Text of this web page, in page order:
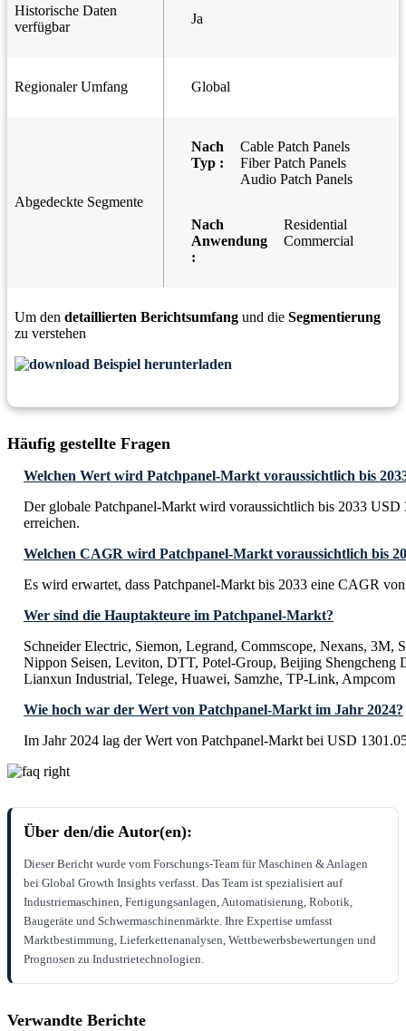
Historische Daten
verfügbar
Ja
Regionaler Umfang Global
Abgedeckte Segmente
Nach
Typ :
Cable Patch Panels
Fiber Patch Panels
Audio Patch Panels
Nach
Anwendung
:
Residential
Commercial
Um den detaillierten Berichtsumfang und die Segmentierung
zu verstehen
Beispiel herunterladen
Häufig gestellte Fragen
Welchen Wert wird Patchpanel-Markt voraussichtlich bis
Der globale Patchpanel-Markt wird voraussichtlich bis 2033
erreichen.
Welchen CAGR wird Patchpanel-Markt voraussichtlich bis
Es wird erwartet, dass Patchpanel-Markt bis 2033 eine CAGR
Wer sind die Hauptakteure im Patchpanel-Markt?
Schneider Electric, Siemon, Legrand, Commscope, Nexans, 3M,
Nippon Seisen, Leviton, DTT, Potel-Group, Beijing Shengcheng
Lianxun Industrial, Telege, Huawei, Samzhe, TP-Link, Ampcom
Wie hoch war der Wert von Patchpanel-Markt im Jahr 2024?
Im Jahr 2024 lag der Wert von Patchpanel-Markt bei USD
Über den/die Autor(en):
Dieser Bericht wurde vom Forschungs-Team für Maschinen & Anlagen
bei Global Growth Insights verfasst. Das Team ist spezialisiert auf
Industriemaschinen, Fertigungsanlagen, Automatisierung, Robotik,
Baugeräte und Schwermaschinenmärkte. Ihre Expertise umfasst
Marktbestimmung, Lieferkettenanalysen, Wettbewerbsbewertungen und
Prognosen zu Industrietechnologien.
Verwandte Berichte